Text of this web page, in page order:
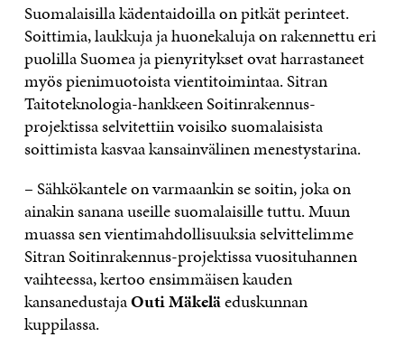
Suomalaisilla kädentaidoilla on pitkät perinteet.
Soittimia, laukkuja ja huonekaluja on rakennettu eri
puolilla Suomea ja pienyritykset ovat harrastaneet
myös pienimuotoista vientitoimintaa. Sitran
Taitoteknologia-hankkeen Soitinrakennus-
projektissa selvitettiin voisiko suomalaisista
soittimista kasvaa kansainvälinen menestystarina.
– Sähkökantele on varmaankin se soitin, joka on
ainakin sanana useille suomalaisille tuttu. Muun
muassa sen vientimahdollisuuksia selvittelimme
Sitran Soitinrakennus-projektissa vuosituhannen
vaihteessa, kertoo ensimmäisen kauden
kansanedustajaOuti Mäkeläeduskunnan
kuppilassa.